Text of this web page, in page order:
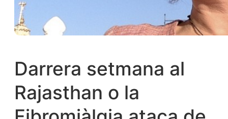
Darrera setmana al
Rajasthan o la